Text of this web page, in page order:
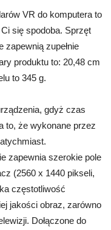
VR do komputera to
się spodoba. Sprzęt
zapewnią zupełnie
produktu to: 20,48 cm
to 345 g.
gdyż czas
to, że wykonane przez
zapewnia szerokie pole
(2560 x 1440 pikseli,
częstotliwość
jakości obraz, zarówno
Dołączone do